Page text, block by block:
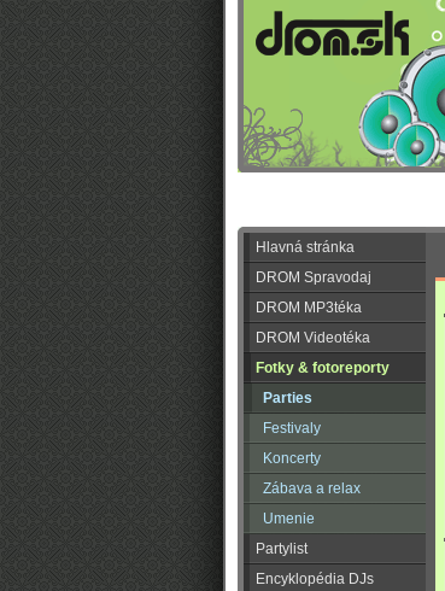
Hlavná stránka
DROM Spravodaj
DROM MP3téka
DROM Videotéka
Fotky & fotoreporty
Parties
Festivaly
Koncerty
Zábava a relax
Umenie
Partylist
Encyklopédia DJs